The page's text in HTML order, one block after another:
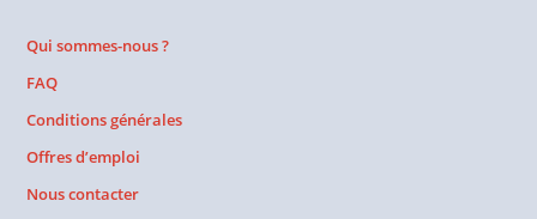
Qui sommes-nous ?
FAQ
Conditions générales
Offres d’emploi
Nous contacter